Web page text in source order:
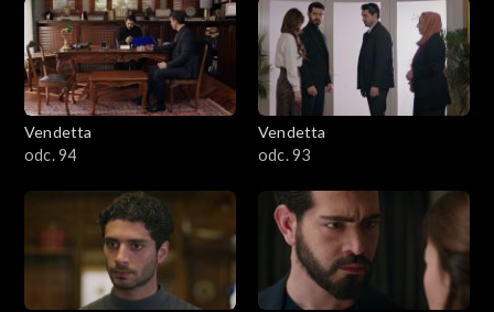
Vendetta
odc. 94
Vendetta
odc. 93